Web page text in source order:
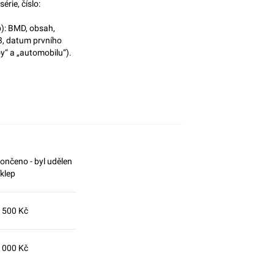
číslo:
BMD, obsah,
datum prvního
a „automobilu“).
- byl udělen
500 Kč
000 Kč